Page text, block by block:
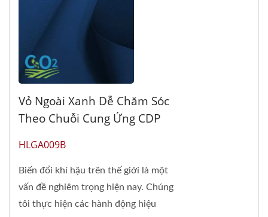
Vỏ Ngoài Xanh Dễ Chăm Sóc
Theo Chuỗi Cung Ứng CDP
HLGA009B
Biến đổi khí hậu trên thế giới là một
vấn đề nghiêm trọng hiện nay. Chúng
tôi thực hiện các hành động hiệu